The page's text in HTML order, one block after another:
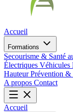
Accueil
Formations
Secourisme & Santé
Électriques Véhicules
HauteurPrévention &
A propos Contact
Accueil